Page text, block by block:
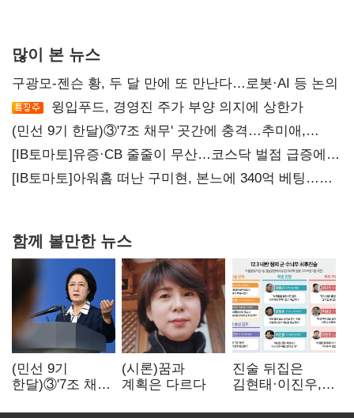
많이 본 뉴스
구광모-젠슨 황, 두 달 만에 또 만난다…로봇·AI 등 논의
윙입푸드, 경영진 주가 부양 의지에 상한가
(민선 9기 한달)③'7조 채무' 곳간에 충격…추미애,
20년만에 '비상재정' 선언 승부수
[IB토마토]유증·CB 줄줄이 무산…코스닥 벌점 급증에
상폐 압박
[IB토마토]아워홈 떠난 구미현, 본느에 340억 베팅…
함께 볼만한 뉴스
(민선 9기
한달)③'7조 채무'
(시론)꿈과
계획은 다르다
진술 뒤집은
김현태·이진우,